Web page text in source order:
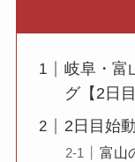
岐阜・富
グ【2日
2日目始動
富山